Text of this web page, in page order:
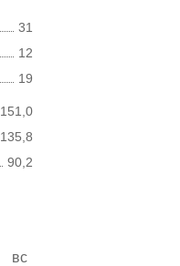
31
12
19
151,0
135,8
90,2
вс